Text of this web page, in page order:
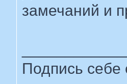
замечаний и
Подпись